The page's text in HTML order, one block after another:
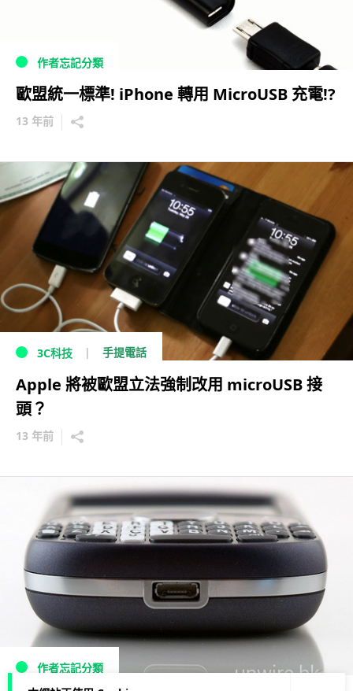
作者忘記分類
歐盟統一標準! iPhone 轉用 MicroUSB 充電!?
13 年前
3C科技 手提電話
Apple 將被歐盟立法強制改用 microUSB 接
頭？
13 年前
作者忘記分類